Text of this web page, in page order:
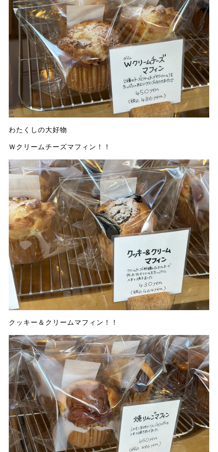
わたくしの大好物
Ｗクリームチーズマフィン！！
クッキー＆クリームマフィン！！